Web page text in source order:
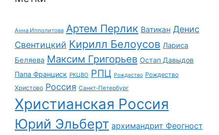
Анна Ипполитова Артем Перлик Ватикан Денис
Свентицкий Кирилл Белоусов Лариса
Беляева Максим Григорьев Остап Давыдов
Папа Франциск РКЦВО РПЦ Рождество Рождество
Христово Россия Санкт-Петербург
Христианская Россия
Юрий Эльберт архимандрит Феогност